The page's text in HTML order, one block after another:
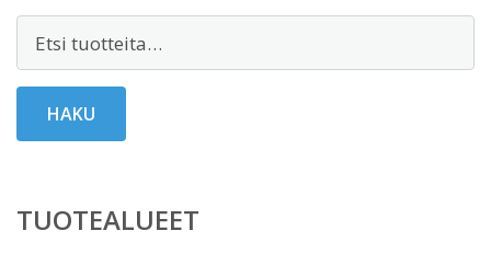
HAKU
TUOTEALUEET